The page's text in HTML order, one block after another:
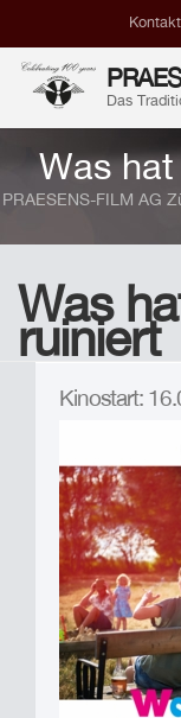
Kontakt
Das
Was
PRAESENS-FILM AG
Was
ruiniert
Kinostart: